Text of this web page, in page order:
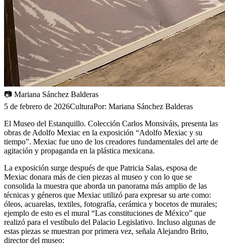
📷 Mariana Sánchez Balderas
5 de febrero de 2026CulturaPor: Mariana Sánchez Balderas
El Museo del Estanquillo. Colección Carlos Monsiváis, presenta las
obras de Adolfo Mexiac en la exposición “Adolfo Mexiac y su
tiempo”. Mexiac fue uno de los creadores fundamentales del arte de
agitación y propaganda en la plástica mexicana.
La exposición surge después de que Patricia Salas, esposa de
Mexiac donara más de cien piezas al museo y con lo que se
consolida la muestra que aborda un panorama más amplio de las
técnicas y géneros que Mexiac utilizó para expresar su arte como:
óleos, acuarelas, textiles, fotografía, cerámica y bocetos de murales;
ejemplo de esto es el mural “Las constituciones de México” que
realizó para el vestíbulo del Palacio Legislativo. Incluso algunas de
estas piezas se muestran por primera vez, señala Alejandro Brito,
director del museo: